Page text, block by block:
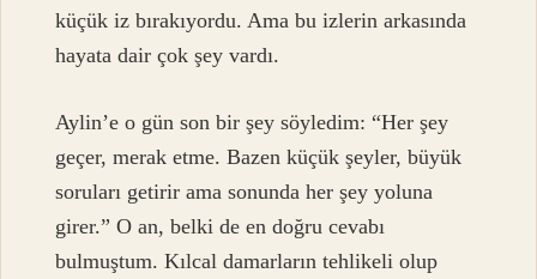
küçük iz bırakıyordu. Ama bu izlerin arkasında
hayata dair çok şey vardı.
Aylin’e o gün son bir şey söyledim: “Her şey
geçer, merak etme. Bazen küçük şeyler, büyük
soruları getirir ama sonunda her şey yoluna
girer.” O an, belki de en doğru cevabı
bulmuştum. Kılcal damarların tehlikeli olup